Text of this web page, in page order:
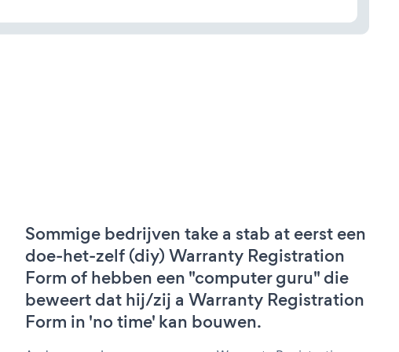
Sommige bedrijven take a stab at eerst een
doe-het-zelf (diy) Warranty Registration
Form of hebben een "computer guru" die
beweert dat hij/zij a Warranty Registration
Form in 'no time' kan bouwen.